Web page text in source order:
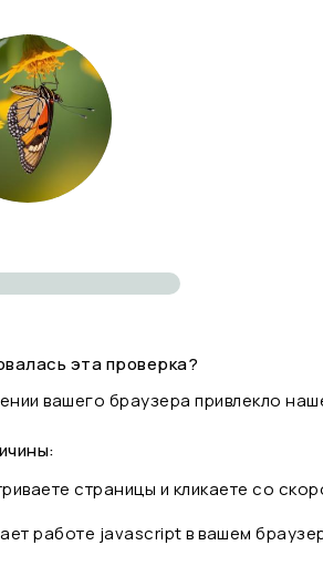
эта проверка?
вашего браузера привлекло
страницы и кликаете со
работе javascript в вашем